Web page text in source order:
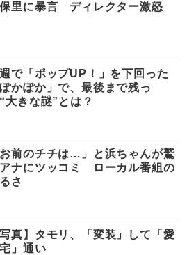
里に暴言 ディレクター激怒
で「ポップUP！」を下回った
ぽかぽか」で、最後まで残っ
大きな謎”とは？
お前のチチは…」と浜ちゃんが鷲
アナにツッコミ ローカル番組の
さ
写真】タモリ、「変装」して「愛
」通い